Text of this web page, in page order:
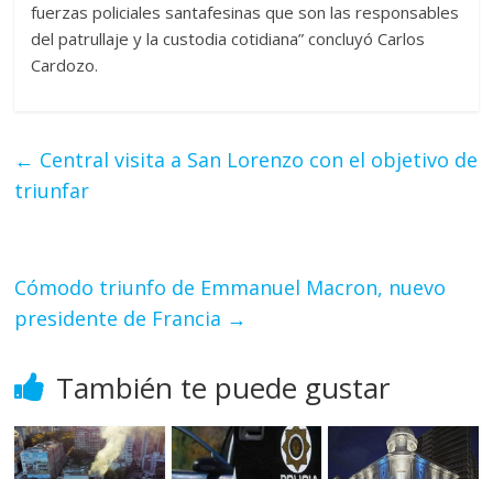
fuerzas policiales santafesinas que son las responsables
del patrullaje y la custodia cotidiana” concluyó Carlos
Cardozo.
← Central visita a San Lorenzo con el objetivo de
triunfar
Cómodo triunfo de Emmanuel Macron, nuevo
presidente de Francia →
También te puede gustar